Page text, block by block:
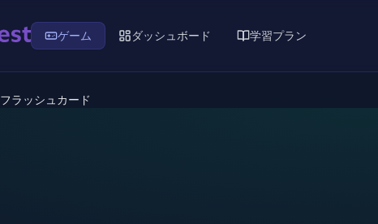
ゲーム ダッシュボード 学習プラン
フラッシュカード